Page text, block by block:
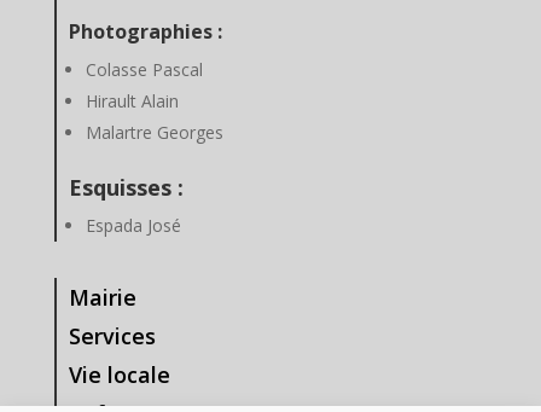
Photographies :
Colasse Pascal
Hirault Alain
Malartre Georges
Esquisses :
Espada José
Mairie
Services
Vie locale